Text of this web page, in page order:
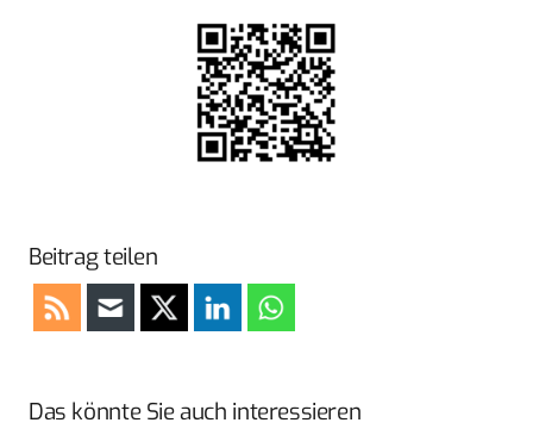
Beitrag teilen
Das könnte Sie auch interessieren